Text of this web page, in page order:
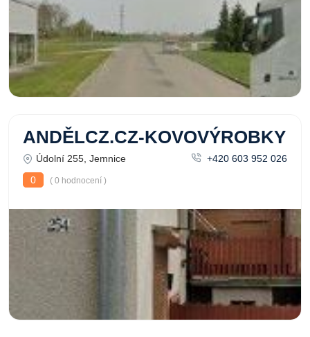
ANDĚLCZ.CZ-KOVOVÝROBKY
Údolní 255, Jemnice
+420 603 952 026
0
( 0 hodnocení )